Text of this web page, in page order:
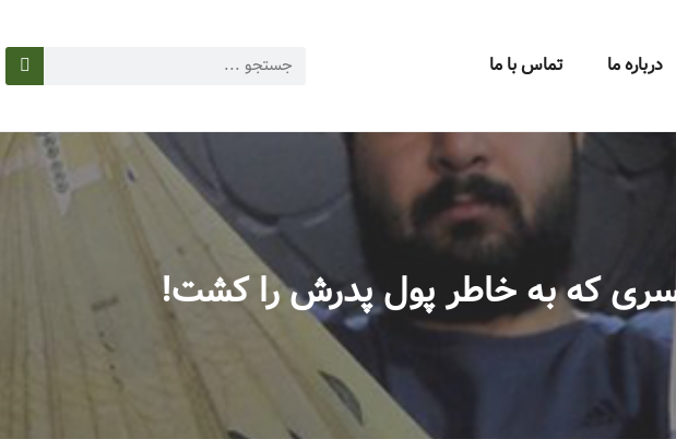
درباره ما تماس با ما
که به خاطر پول پدرش را کشت!